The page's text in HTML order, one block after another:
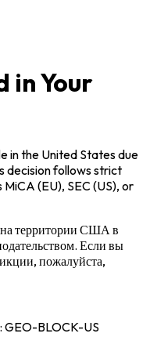
in Your
inthe United Statesdue
decision follows strict
MiCA (EU), SEC (US), or
территории США в
Если вы
пожалуйста,
GEO-BLOCK-US